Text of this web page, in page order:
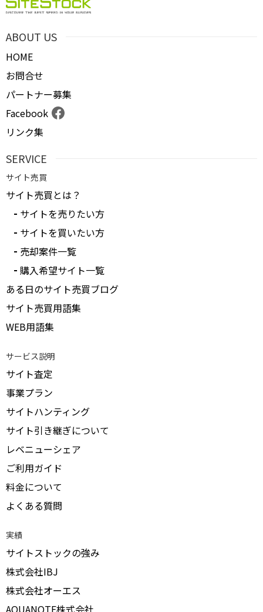
ABOUT US
HOME
お問合せ
パートナー募集
Facebook
リンク集
SERVICE
サイト売買
サイト売買とは？
サイトを売りたい方
サイトを買いたい方
売却案件一覧
購入希望サイト一覧
ある日のサイト売買ブログ
サイト売買用語集
WEB用語集
サービス説明
サイト査定
事業プラン
サイトハンティング
サイト引き継ぎについて
レベニューシェア
ご利用ガイド
料金について
よくある質問
実績
サイトストックの強み
株式会社IBJ
株式会社オーエス
AQUANOTE株式会社